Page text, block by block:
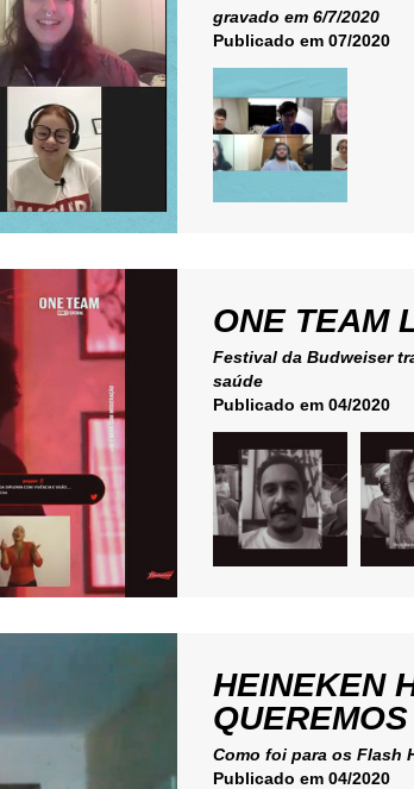
gravado em 6/7/2020
Publicado em 07/2020
ONE TEAM
Festival da Budweiser
saúde
Publicado em 04/2020
HEINEKEN
QUEREMOS
Como foi para os Flash
Publicado em 04/2020